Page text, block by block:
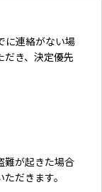
に連絡がない場
だき、決定優先
が起きた場合
だきます。